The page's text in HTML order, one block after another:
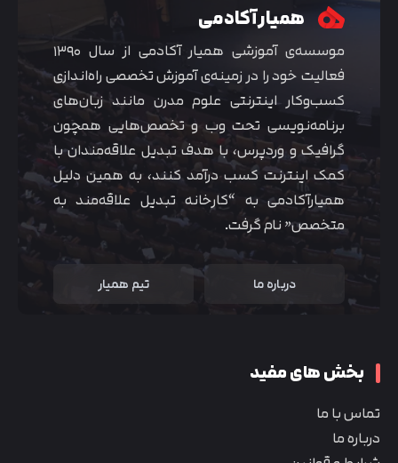
همیار آکادمی
موسسه‌ی آموزشی همیار آکادمی از سال ۱۳۹۰
فعالیت خود را در زمینه‌ی آموزش تخصصی راه‌اندازی
کسب‌و‌کار اینترنتی علوم مدرن مانند زبان‌های
برنامه‌نویسی تحت وب و تخصص‌هایی همچون
گرافیک و وردپرس، با هدف تبدیل علاقه‌مندان با
کمک اینترنت کسب درآمد کنند، به همین دلیل
همیارآکادمی به “کارخانه تبدیل علاقه‌مند به
متخصص” نام گرفت.
درباره ما تیم همیار
بخش های مفید
تماس با ما
درباره ما